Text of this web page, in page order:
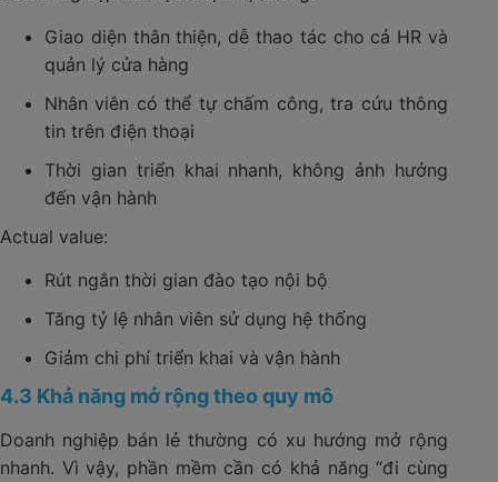
Giao diện thân thiện, dễ thao tác cho cả HR và
quản lý cửa hàng
Nhân viên có thể tự chấm công, tra cứu thông
tin trên điện thoại
Thời gian triển khai nhanh, không ảnh hưởng
đến vận hành
Actual value:
Rút ngắn thời gian đào tạo nội bộ
Tăng tỷ lệ nhân viên sử dụng hệ thống
Giảm chi phí triển khai và vận hành
4.3 Khả năng mở rộng theo quy mô
Doanh nghiệp bán lẻ thường có xu hướng mở rộng
nhanh. Vì vậy, phần mềm cần có khả năng “đi cùng